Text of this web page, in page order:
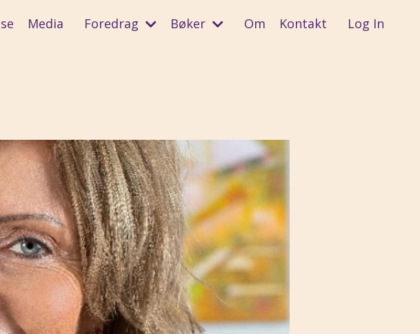
Media Foredrag Bøker Om Kontakt Log In